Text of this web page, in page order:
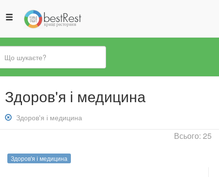
Ви
є
тут
Здоров'я і медицина
Зняти
фільтр:
медицина
Здоров'я і медицина
Всього: 25
Здоров'я і медицина